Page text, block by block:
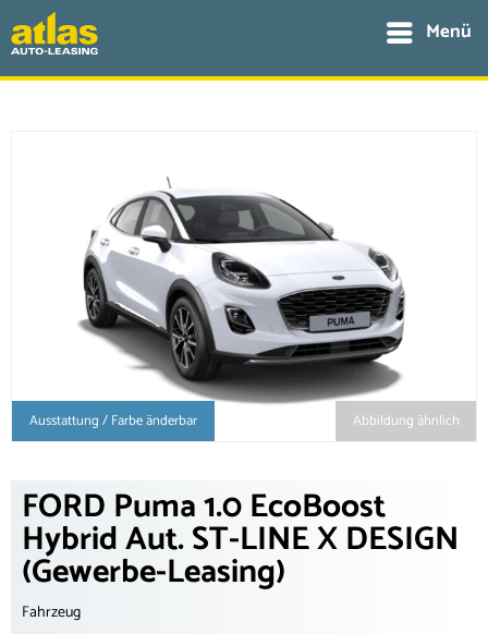
Menü
Abbildung ähnlich
Ausstattung / Farbe änderbar
FORD Puma 1.0 EcoBoost
Hybrid Aut. ST-LINE X DESIGN
(Gewerbe-Leasing)
Fahrzeug